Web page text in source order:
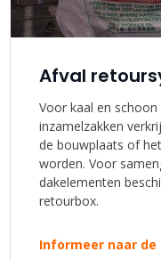
Afval
Voor kaal en
inzamelzakken
de bouwplaats of
worden. Voor
dakelementen
retourbox.
Informeer naar